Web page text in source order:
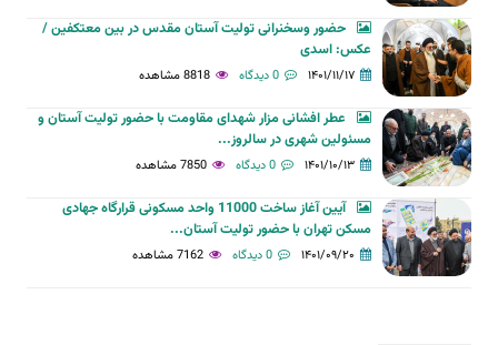
حضور وسخنرانی تولیت آستان مقدس در بین معتکفین /
عکس: اسدی
۱۴۰۱/۱۱/۱۷ 0 دیدگاه 8818 مشاهده
عطر افشانی مزار شهدای مقاومت با حضور تولیت آستان و
مسئولین شهری در سالروز...
۱۴۰۱/۱۰/۱۳ 0 دیدگاه 7850 مشاهده
آیین آغاز ساخت 11000 واحد مسکونی قرارگاه جهادی
مسکن تهران با حضور تولیت آستان...
۱۴۰۱/۰۹/۲۰ 0 دیدگاه 7162 مشاهده